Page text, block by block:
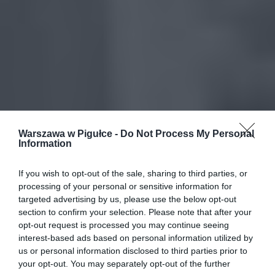
Warszawa w Pigułce - Do Not Process My Personal
Information
If you wish to opt-out of the sale, sharing to third parties, or
processing of your personal or sensitive information for
targeted advertising by us, please use the below opt-out
section to confirm your selection. Please note that after your
opt-out request is processed you may continue seeing
interest-based ads based on personal information utilized by
us or personal information disclosed to third parties prior to
your opt-out. You may separately opt-out of the further